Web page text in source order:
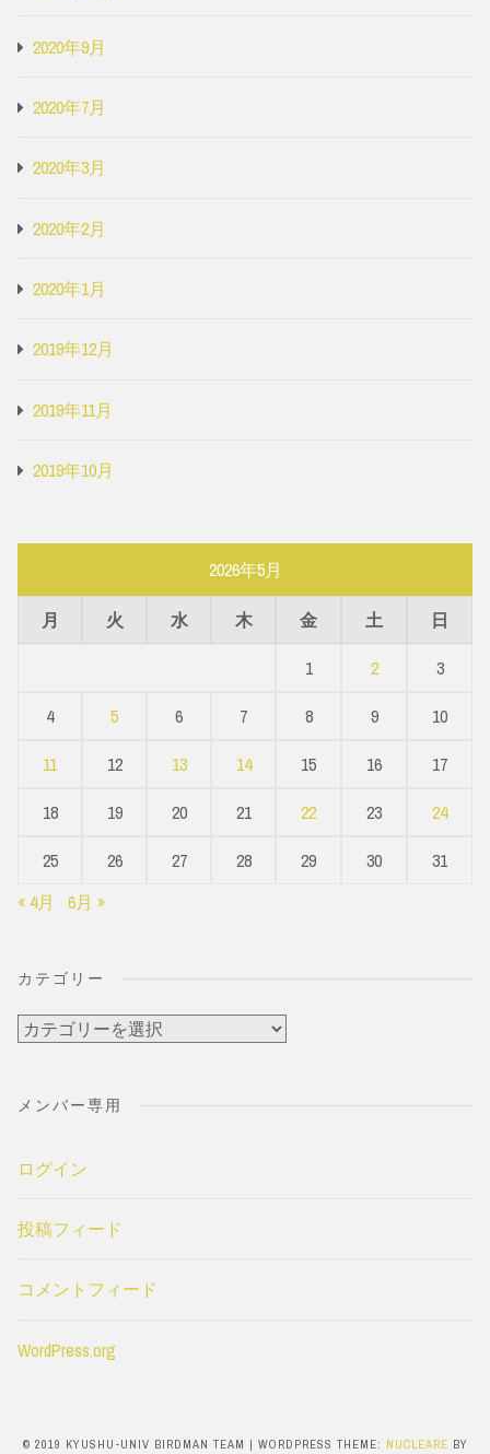
2020年9月
2020年7月
2020年3月
2020年2月
2020年1月
2019年12月
2019年11月
2019年10月
2026年5月
月 火 水 木 金 土
日
1
2
3
4
5 6 7 8 9
10
11
12 13 14 15 16
17
18
19 20 21 22 23
24
25
26 27 28 29 30
31
« 4月
6月 »
カテゴリー
カ
ゴ
ー
メンバー専用
ログイン
投稿フィード
コメントフィード
WordPress.org
© 2019 KYUSHU-UNIV BIRDMAN TEAM | WORDPRESS THEME: NUCLEARE BY